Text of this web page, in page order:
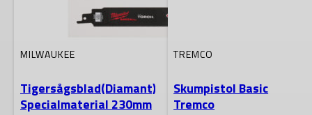
MILWAUKEE
Tigersågsblad(Diamant)
Specialmaterial 230mm
TREMCO
Skumpistol Basic
Tremco